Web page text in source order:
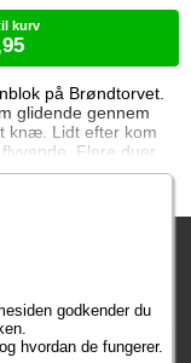
på Brøndtorvet.
glidende gennem
knæ. Lidt efter kom
Flere duer
over de
efter de dødes
som rekrut i
at opretholde lov
hjælp af duerne, der
dem
kurv
ved køb over
på tirsdag!godkender du
hvordan de fungerer.